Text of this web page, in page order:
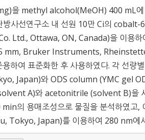
을 methyl alcohol(MeOH) 400 mL에
방사선연구소 내 선원 10만 Ci의
Ltd., Ottawa, ON, Canada)을 이용하
mm, Bruker Instruments,
용하여 표준화한 후 사용하였다. 각 선
Japan)와 ODS column (YMC gel
A)와 acetonitrile (solvent B)을
의 용매조성으로 물질을 분석하였고
Tokyo, Japan)를 이용하여 280 nm에